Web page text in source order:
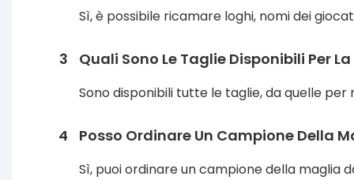
Sì, è possibile ricamare loghi, nomi dei
3 Quali Sono Le Taglie Disponibili Per
Sono disponibili tutte le taglie, da quelle per
4 Posso Ordinare Un Campione Della
Sì, puoi ordinare un campione della maglia